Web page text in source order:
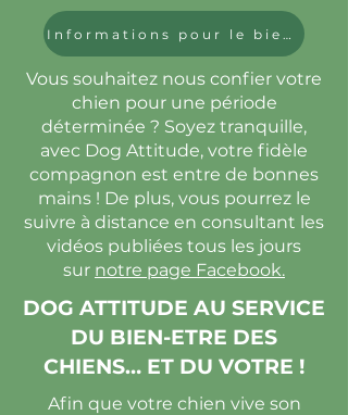
Informations pour le bien-être de votre animal !
Vous souhaitez nous confier votre
chien pour une période
déterminée ? Soyez tranquille,
avec Dog Attitude, votre fidèle
compagnon est entre de bonnes
mains ! De plus, vous pourrez le
suivre à distance en consultant les
vidéos publiées tous les jours
sur notre page Facebook.
DOG ATTITUDE AU SERVICE
DU BIEN-ETRE DES
CHIENS… ET DU VOTRE !
Afin que votre chien vive son